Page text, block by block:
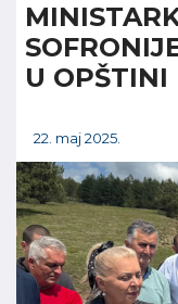
U OPŠTINI
22. maj 2025.